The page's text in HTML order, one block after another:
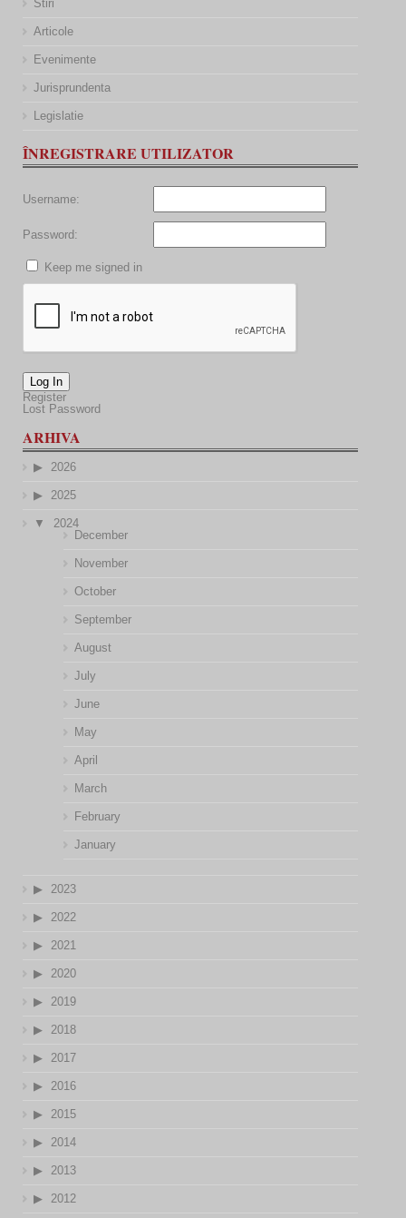
Stiri
Articole
Evenimente
Jurisprundenta
Legislatie
ÎNREGISTRARE UTILIZATOR
Username:
Password:
Keep me signed in
Log In
Register
Lost Password
ARHIVA
2026
2025
2024
December
November
October
September
August
July
June
May
April
March
February
January
2023
2022
2021
2020
2019
2018
2017
2016
2015
2014
2013
2012